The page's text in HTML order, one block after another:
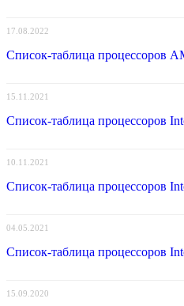
17.08.2022
Список-таблица процессоров
15.11.2021
Список-таблица процессоров
10.11.2021
Список-таблица процессоров
04.05.2021
Список-таблица процессоров
15.09.2020